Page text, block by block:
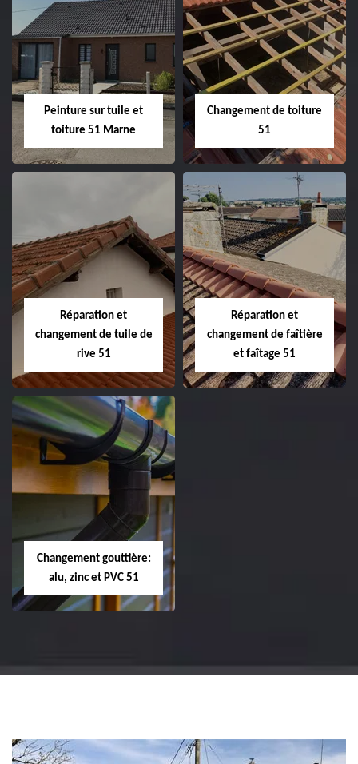
Peintre et peinture
de façade 51
Hydrofuge toiture
51
Peinture sur tuile et
toiture 51 Marne
Peinture sur tuile
et toiture 51
Marne
Changement de toiture
51
Changement de
toiture 51
Réparation et
changement de tuile de
rive 51
Réparation et
changement de
tuile de rive 51
Réparation et
changement de faîtière
et faîtage 51
Changement gouttière:
alu, zinc et PVC 51
et PVC 51